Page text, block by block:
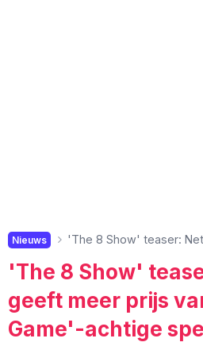
Nieuws 'The 8 Show' teaser:
'The 8 Show'
geeft meer prijs
Game'-achtige